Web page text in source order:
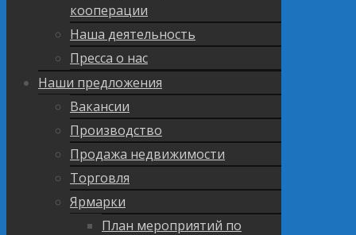
кооперации
Наша деятельность
Пресса о нас
Наши предложения
Вакансии
Производство
Продажа недвижимости
Торговля
Ярмарки
План мероприятий по